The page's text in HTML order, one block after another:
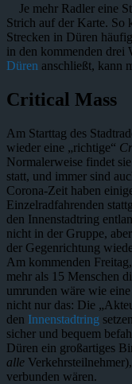
Je mehr Radler eine
Strich auf der Karte. So
Strecken in Düren
in den kommenden drei
Düren anschließt, kann
Critical Mass
Am Starttag des
wieder eine „richtige“
Normalerweise findet
statt, und immer sind
Corona-Zeit haben
Einzelradfahrenden
den Innenstadtring
nicht in der Gruppe,
der Gegenrichtung
Am kommenden
mehr als 15 Menschen
umrunden wäre wie
nicht nur das: Die
den Innenstadtring
sicher und bequem
Düren ein großartiges
alle
verbunden wären.